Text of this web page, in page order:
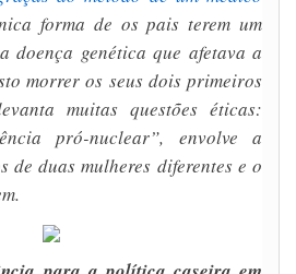
forma de os pais terem um
doença genética que afetava a
morrer os seus dois primeiros
muitas questões éticas:
pró-nuclear”, envolve a
de duas mulheres diferentes e o